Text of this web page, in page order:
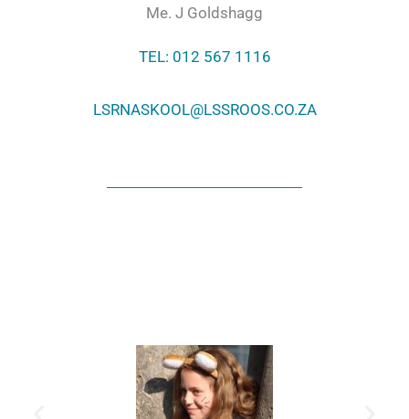
Me. J Goldshagg
TEL: 012 567 1116
LSRNASKOOL@LSSROOS.CO.ZA